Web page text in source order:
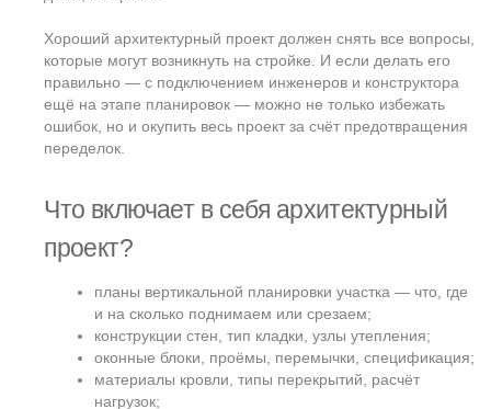
Водоснабжение и канализация
Все раковины, душевые, унитазы, кухни — нужно не только
поставить, но подключить по уму. Чтобы вода поступала
чистая, с нужным давлением, и также спокойно и бесшумно
В проекте интерьера мы расставили розетки, выключатели,
проводами и привязать к источнику питания. Причем не
мощности, автоматикой, защитой.
Проект инженерных систем — это жизнеобеспечение дома.
Как сердце, легкие, нервная система и кровоток для
организма. Все эти проекты можно объединить в один
раздел, но на деле это четыре самостоятельных системы,
каждая со своей логикой и требованиями.